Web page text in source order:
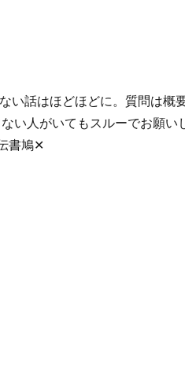
い話はほどほどに。質問は概
い人がいてもスルーでお願い
書鳩✕